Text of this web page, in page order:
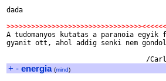
dada
A tudomanyos kutatas a paranoia egyik
gyanit ott, ahol addig senki nem
+ - energia (mind)